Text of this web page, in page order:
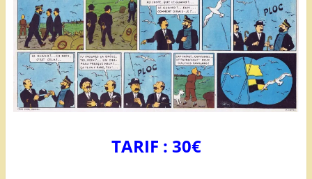
TARIF : 30€